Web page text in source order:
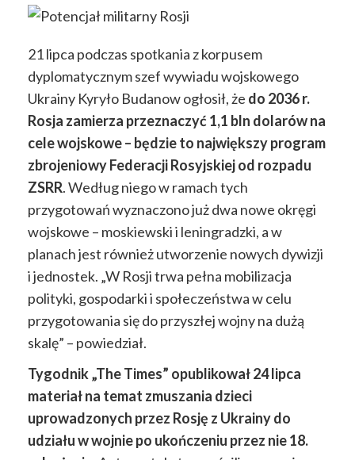
21 lipca podczas spotkania z korpusem
dyplomatycznym szef wywiadu wojskowego
Ukrainy Kyryło Budanow ogłosił, że do 2036 r.
Rosja zamierza przeznaczyć 1,1 bln dolarów na
cele wojskowe – będzie to największy program
zbrojeniowy Federacji Rosyjskiej od rozpadu
ZSRR. Według niego w ramach tych
przygotowań wyznaczono już dwa nowe okręgi
wojskowe – moskiewski i leningradzki, a w
planach jest również utworzenie nowych dywizji
i jednostek. „W Rosji trwa pełna mobilizacja
polityki, gospodarki i społeczeństwa w celu
przygotowania się do przyszłej wojny na dużą
skalę” – powiedział.
Tygodnik „The Times” opublikował 24 lipca
materiał na temat zmuszania dzieci
uprowadzonych przez Rosję z Ukrainy do
udziału w wojnie po ukończeniu przez nie 18.